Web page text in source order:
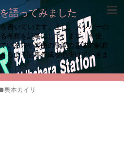
語ってみました
書いています。主に、メンバーの
考察を記事にしています。今後、
いる方や楽曲の歌詞の意味の解釈
るよう記事作成を心掛けていきま
奥本カイリ